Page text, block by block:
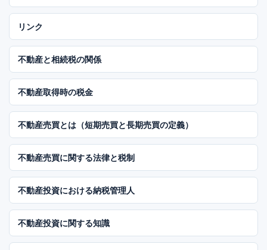
リンク
不動産と相続税の関係
不動産取得時の税金
不動産売買とは（短期売買と長期売買の定義）
不動産売買に関する法律と税制
不動産投資における納税管理人
不動産投資に関する知識